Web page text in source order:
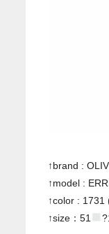
↑brand :
↑model :
↑color : 1731
↑size：51